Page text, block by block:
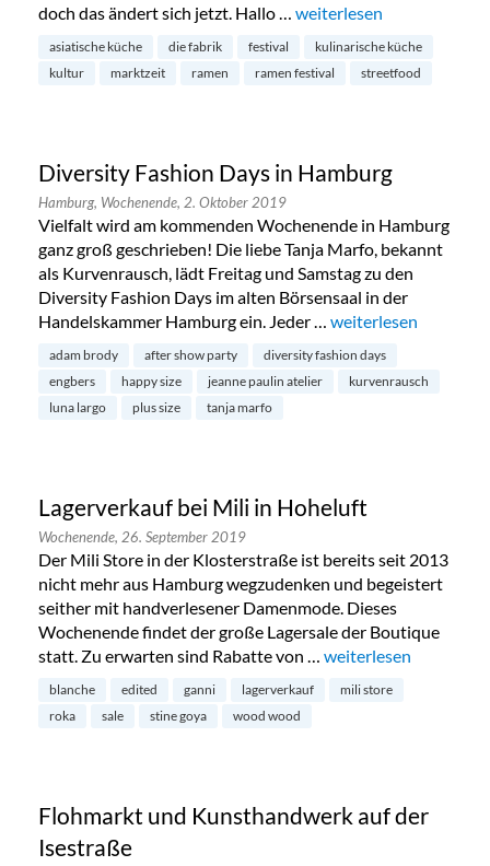
doch das ändert sich jetzt. Hallo … „Ramen Festival in
weiterlesen
asiatische küche die fabrik festival
kulinarische küche
kultur
marktzeit ramen ramen festival streetfood
Diversity Fashion Days in Hamburg
Hamburg, Wochenende, 2. Oktober 2019
Vielfalt wird am kommenden Wochenende in Hamburg
ganz groß geschrieben! Die liebe Tanja Marfo, bekannt
als Kurvenrausch, lädt Freitag und Samstag zu den
Diversity Fashion Days im alten Börsensaal in der
Handelskammer Hamburg ein. Jeder … „Diversity Fashion
weiterlesen
adam brody after show party
diversity fashion days
engbers
happy size jeanne paulin atelier
kurvenrausch
luna largo
plus size tanja marfo
Lagerverkauf bei Mili in Hoheluft
Wochenende, 26. September 2019
Der Mili Store in der Klosterstraße ist bereits seit 2013
nicht mehr aus Hamburg wegzudenken und begeistert
seither mit handverlesener Damenmode. Dieses
Wochenende findet der große Lagersale der Boutique
statt. Zu erwarten sind Rabatte von … „Lagerverkauf bei
weiterlesen
blanche edited ganni lagerverkauf
mili store
roka
sale stine goya wood wood
Flohmarkt und Kunsthandwerk auf der
Isestraße